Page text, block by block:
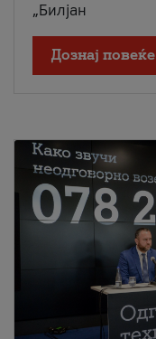
„Билјан
Дознај повеќе